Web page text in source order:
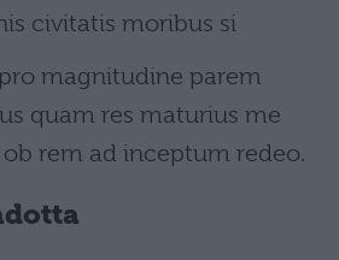
civitatis moribus si
magnitudine parem
quam res maturius me
rem ad inceptum redeo.